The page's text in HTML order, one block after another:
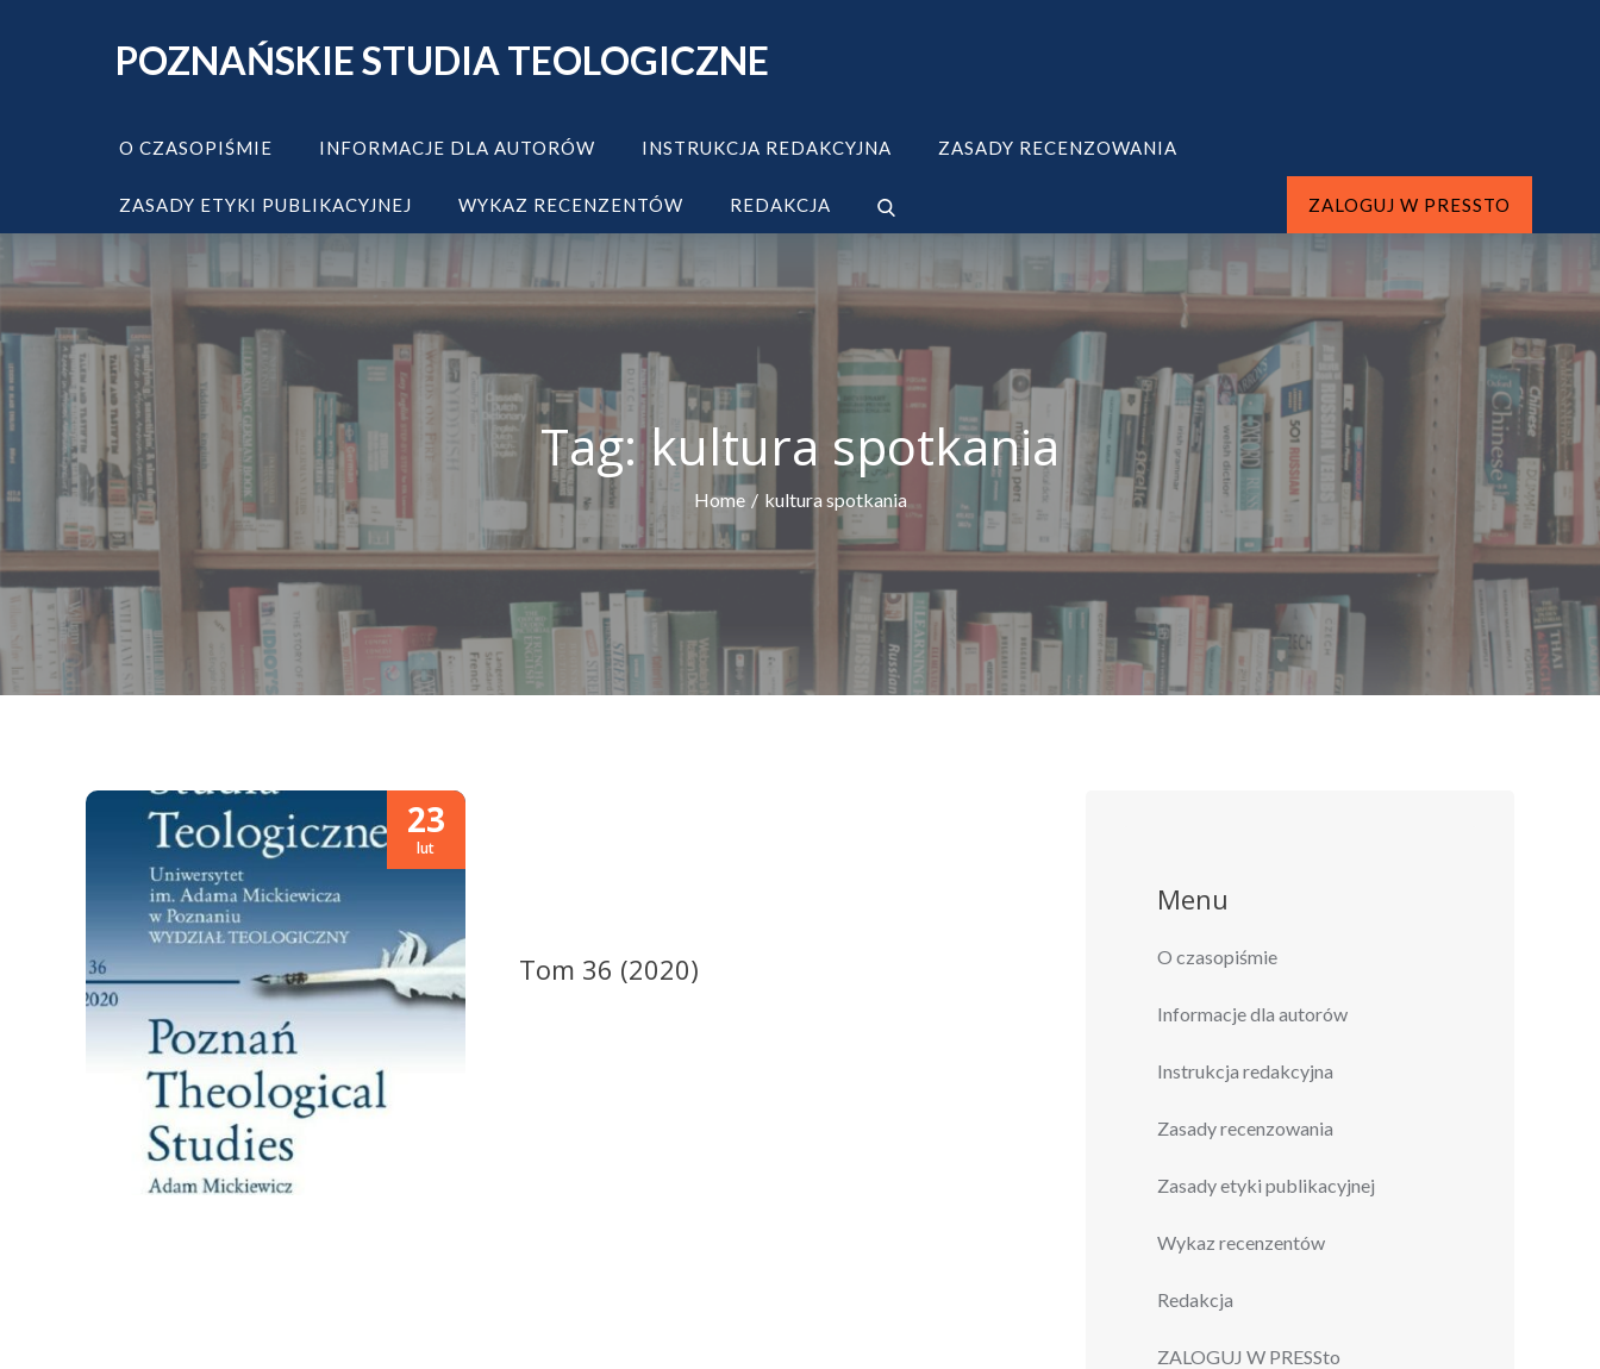
POZNAŃSKIE STUDIA TEOLOGICZNE
O CZASOPIŚMIE INFORMACJE DLA AUTORÓW INSTRUKCJA REDAKCYJNA ZASADY RECENZOWANIA
ZASADY ETYKI PUBLIKACYJNEJ WYKAZ RECENZENTÓW REDAKCJA ZALOGUJ W PRESSTO
Tag:kultura spotkania
Home kultura spotkania
23
lut
Tom 36 (2020)
Menu
O czasopiśmie
Informacje dla autorów
Instrukcja redakcyjna
Zasady recenzowania
Zasady etyki publikacyjnej
Wykaz recenzentów
Redakcja
ZALOGUJ W PRESSto